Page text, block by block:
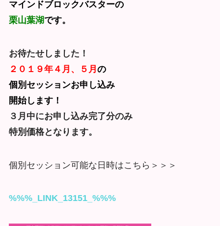
マインドブロックバスターの
栗山葉湖です。
お待たせしました！
２０１９年４月、５月 の
個別セッションお申し込み
開始します！
３月中にお申し込み完了分のみ
特別価格となります。
個別セッション可能な日時はこちら＞＞＞
%%%_LINK_13151_%%%